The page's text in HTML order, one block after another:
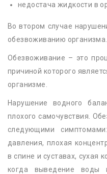
недостача жидкости в
Во втором случае
обезвоживанию организма.
Обезвоживание – это
причиной которого
организме.
Нарушение водного
плохого самочувствия.
следующими
давления, плохая
в спине и суставах, сухая
когда выведение воды